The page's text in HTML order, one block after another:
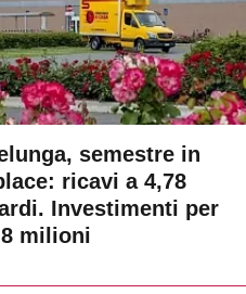
semestre in
ricavi a 4,78
Investimenti per
milioni